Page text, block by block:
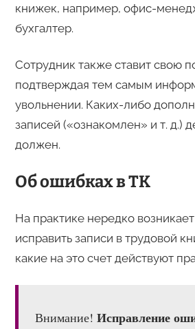
книжек, например, офис-
бухгалтер.
Сотрудник также ставит свою
подтверждая тем самым
увольнении. Каких-либо
записей («ознакомлен» и т. д.)
должен.
Об ошибках в ТК
На практике нередко
исправить записи в трудовой
какие на это счет действуют
Внимание! Исправление